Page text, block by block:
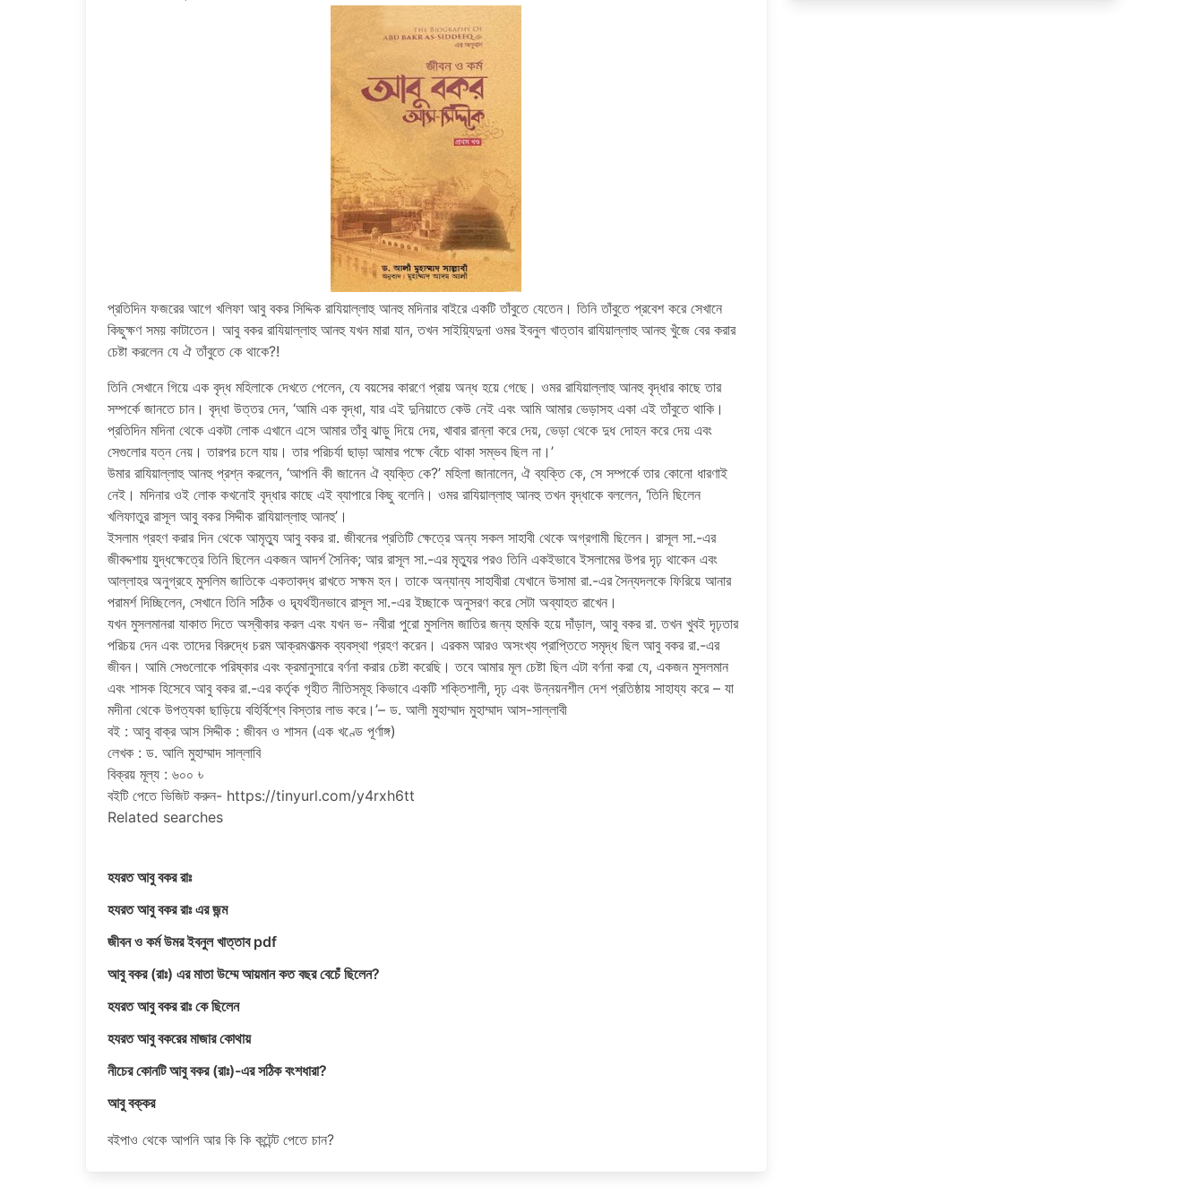
প্রতিদিন ফজরের আগে খলিফা আবু বকর সিদ্দিক রাযিয়াল্লাহু আনহু মদিনার বাইরে একটি তাঁবুতে যেতেন। তিনি তাঁবুতে প্রবেশ করে সেখানে
কিছুক্ষণ সময় কাটাতেন। আবু বকর রাযিয়াল্লাহু আনহু যখন মারা যান, তখন সাইয়্যিদুনা ওমর ইবনুল খাত্তাব রাযিয়াল্লাহু আনহু খুঁজে বের করার
চেষ্টা করলেন যে ঐ তাঁবুতে কে থাকে?!
তিনি সেখানে গিয়ে এক বৃদ্ধ মহিলাকে দেখতে পেলেন, যে বয়সের কারণে প্রায় অন্ধ হয়ে গেছে। ওমর রাযিয়াল্লাহু আনহু বৃদ্ধার কাছে তার
সম্পর্কে জানতে চান। বৃদ্ধা উত্তর দেন, ‘আমি এক বৃদ্ধা, যার এই দুনিয়াতে কেউ নেই এবং আমি আমার ভেড়াসহ একা এই তাঁবুতে থাকি।
প্রতিদিন মদিনা থেকে একটা লোক এখানে এসে আমার তাঁবু ঝাড়ু দিয়ে দেয়, খাবার রান্না করে দেয়, ভেড়া থেকে দুধ দোহন করে দেয় এবং
সেগুলোর যত্ন নেয়। তারপর চলে যায়। তার পরিচর্যা ছাড়া আমার পক্ষে বেঁচে থাকা সম্ভব ছিল না।’
উমার রাযিয়াল্লাহু আনহু প্রশ্ন করলেন, ‘আপনি কী জানেন ঐ ব্যক্তি কে?’ মহিলা জানালেন, ঐ ব্যক্তি কে, সে সম্পর্কে তার কোনো ধারণাই
নেই। মদিনার ওই লোক কখনোই বৃদ্ধার কাছে এই ব্যাপারে কিছু বলেনি। ওমর রাযিয়াল্লাহু আনহু তখন বৃদ্ধাকে বললেন, ‘তিনি ছিলেন
খলিফাতুর রাসূল আবু বকর সিদ্দীক রাযিয়াল্লাহু আনহু’।
ইসলাম গ্রহণ করার দিন থেকে আমৃত্যু আবু বকর রা. জীবনের প্রতিটি ক্ষেত্রে অন্য সকল সাহাবী থেকে অগ্রগামী ছিলেন। রাসূল সা.-এর
জীবদ্দশায় যুদ্ধক্ষেত্রে তিনি ছিলেন একজন আদর্শ সৈনিক; আর রাসূল সা.-এর মৃত্যুর পরও তিনি একইভাবে ইসলামের উপর দৃঢ় থাকেন এবং
আল্লাহর অনুগ্রহে মুসলিম জাতিকে একতাবদ্ধ রাখতে সক্ষম হন। তাকে অন্যান্য সাহাবীরা যেখানে উসামা রা.-এর সৈন্যদলকে ফিরিয়ে আনার
পরামর্শ দিচ্ছিলেন, সেখানে তিনি সঠিক ও দ্ব্যর্থহীনভাবে রাসূল সা.-এর ইচ্ছাকে অনুসরণ করে সেটা অব্যাহত রাখেন।
যখন মুসলমানরা যাকাত দিতে অস্বীকার করল এবং যখন ভ- নবীরা পুরো মুসলিম জাতির জন্য হুমকি হয়ে দাঁড়াল, আবু বকর রা. তখন খুবই দৃঢ়তার
পরিচয় দেন এবং তাদের বিরুদ্ধে চরম আক্রমণাত্মক ব্যবস্থা গ্রহণ করেন। এরকম আরও অসংখ্য প্রাপ্তিতে সমৃদ্ধ ছিল আবু বকর রা.-এর
জীবন। আমি সেগুলোকে পরিষ্কার এবং ক্রমানুসারে বর্ণনা করার চেষ্টা করেছি। তবে আমার মূল চেষ্টা ছিল এটা বর্ণনা করা যে, একজন মুসলমান
এবং শাসক হিসেবে আবু বকর রা.-এর কর্তৃক গৃহীত নীতিসমূহ কিভাবে একটি শক্তিশালী, দৃঢ় এবং উন্নয়নশীল দেশ প্রতিষ্ঠায় সাহায্য করে – যা
মদীনা থেকে উপত্যকা ছাড়িয়ে বহির্বিশ্বে বিস্তার লাভ করে।’– ড. আলী মুহাম্মাদ মুহাম্মাদ আস-সাল্লাবী
বই : আবু বাক্‌র আস সিদ্দীক : জীবন ও শাসন (এক খণ্ডে পূর্ণাঙ্গ)
লেখক : ড. আলি মুহাম্মাদ সাল্লাবি
বিক্রয় মূল্য : ৬০০ ৳
বইটি পেতে ভিজিট করুন- https://tinyurl.com/y4rxh6tt
Related searches
হযরত আবু বকর রাঃ
হযরত আবু বকর রাঃ এর জন্ম
জীবন ও কর্ম উমর ইবনুল খাত্তাব pdf
আবু বকর (রাঃ) এর মাতা উম্মে আয়মান কত বছর বেচেঁ ছিলেন?
হযরত আবু বকর রাঃ কে ছিলেন
হযরত আবু বকরের মাজার কোথায়
নীচের কোনটি আবু বকর (রাঃ)-এর সঠিক বংশধারা?
আবু বক্কর
বইপাও থেকে আপনি আর কি কি কন্টেন্ট পেতে চান?